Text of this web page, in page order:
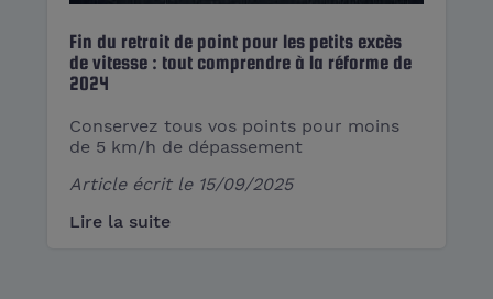
Fin du retrait de point pour les petits excès
de vitesse : tout comprendre à la réforme de
2024
Conservez tous vos points pour moins
de 5 km/h de dépassement
Article écrit le 15/09/2025
Lire la suite